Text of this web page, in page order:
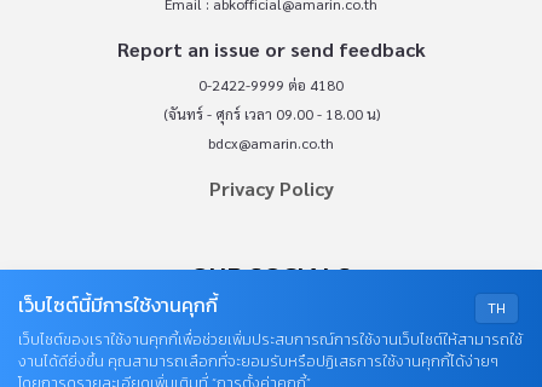
Report an issue or send feedback
0-2422-9999 ต่อ 4180
(จันทร์ - ศุกร์ เวลา 09.00 - 18.00 น)
bdcx@amarin.co.th
Privacy Policy
OUR SOCIALS
TH
เว็บไซต์นี้มีการใช้งานคุกกี้
เว็บไซต์ของเราใช้งานคุกกี้เพื่อช่วยเพิ่มประสบการณ์การใช้งานเว็บไซต์ให้สามารถใช้
งานได้ดียิ่งขึ้น คุณสามารถเลือกที่จะยอมรับหรือปฏิเสธการใช้งานคุกกี้ได้ง่ายๆ